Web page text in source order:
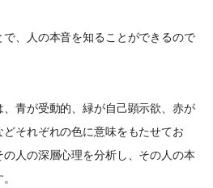
、人の本音を知ることができるので
、青が受動的、緑が自己顕示欲、赤が
それぞれの色に意味をもたせてお
人の深層心理を分析し、その人の本